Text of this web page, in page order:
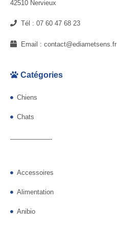
42510 Nervieux
Tél : 07 60 47 68 23
Email : contact@ediametsens.fr
Catégories
Chiens
Chats
——————-
Accessoires
Alimentation
Anibio